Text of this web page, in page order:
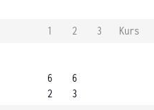
1 2 3
Kurs
6
2
6
3